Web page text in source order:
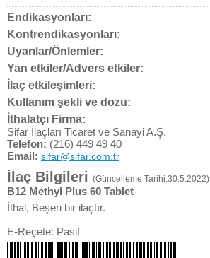
Endikasyonları:
Kontrendikasyonları:
Uyarılar/Önlemler:
Yan etkiler/Advers etkiler:
İlaç etkileşimleri:
Kullanım şekli ve dozu:
İthalatçı Firma:
Sifar İlaçları Ticaret ve Sanayi A.Ş.
Telefon: (216) 449 49 40
Email: sifar@sifar.com.tr
İlaç Bilgileri (Güncelleme Tarihi:30.5.2022)
B12 Methyl Plus 60 Tablet
İthal, Beşeri bir ilaçtır.
E-Reçete: Pasif